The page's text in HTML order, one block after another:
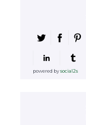
powered bysocial2s